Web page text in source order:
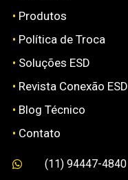
• Produtos
• Política de Troca
• Soluções ESD
• Revista Conexão ESD
• Blog Técnico
• Contato
 (11) 94447-4840